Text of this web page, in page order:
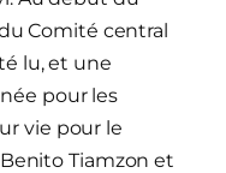
Comité central
lu, et une
pour les
vie pour le
Tiamzon et